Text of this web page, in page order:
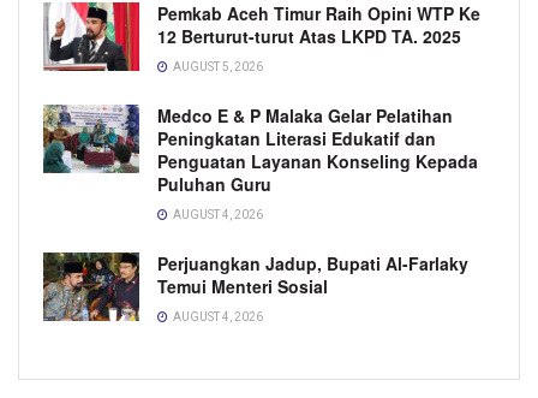
Pemkab Aceh Timur Raih Opini WTP Ke
12 Berturut-turut Atas LKPD TA. 2025
AUGUST 5, 2026
Medco E & P Malaka Gelar Pelatihan
Peningkatan Literasi Edukatif dan
Penguatan Layanan Konseling Kepada
Puluhan Guru
AUGUST 4, 2026
Perjuangkan Jadup, Bupati Al-Farlaky
Temui Menteri Sosial
AUGUST 4, 2026